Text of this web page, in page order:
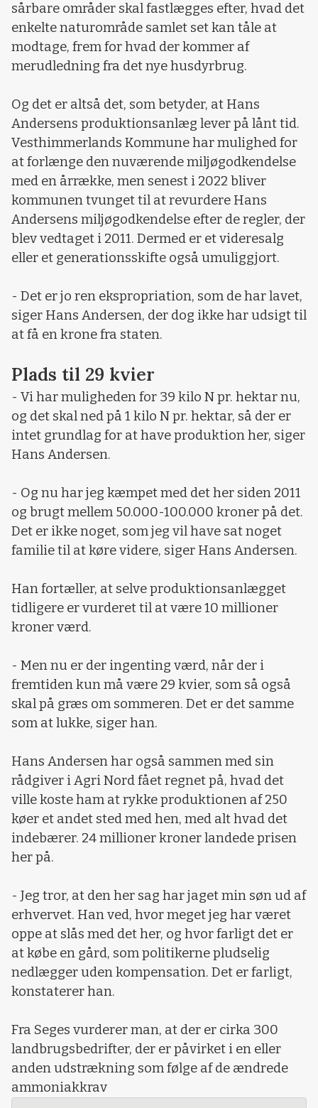
sårbare områder skal fastlægges efter, hvad det
enkelte naturområde samlet set kan tåle at
modtage, frem for hvad der kommer af
merudledning fra det nye husdyrbrug.
Og det er altså det, som betyder, at Hans
Andersens produktionsanlæg lever på lånt tid.
Vesthimmerlands Kommune har mulighed for
at forlænge den nuværende miljøgodkendelse
med en årrække, men senest i 2022 bliver
kommunen tvunget til at revurdere Hans
Andersens miljøgodkendelse efter de regler, der
blev vedtaget i 2011. Dermed er et videresalg
eller et generationsskifte også umuliggjort.
- Det er jo ren ekspropriation, som de har lavet,
siger Hans Andersen, der dog ikke har udsigt til
at få en krone fra staten.
Plads til 29 kvier
- Vi har muligheden for 39 kilo N pr. hektar nu,
og det skal ned på 1 kilo N pr. hektar, så der er
intet grundlag for at have produktion her, siger
Hans Andersen.
- Og nu har jeg kæmpet med det her siden 2011
og brugt mellem 50.000-100.000 kroner på det.
Det er ikke noget, som jeg vil have sat noget
familie til at køre videre, siger Hans Andersen.
Han fortæller, at selve produktionsanlægget
tidligere er vurderet til at være 10 millioner
kroner værd.
- Men nu er der ingenting værd, når der i
fremtiden kun må være 29 kvier, som så også
skal på græs om sommeren. Det er det samme
som at lukke, siger han.
Hans Andersen har også sammen med sin
rådgiver i Agri Nord fået regnet på, hvad det
ville koste ham at rykke produktionen af 250
køer et andet sted med hen, med alt hvad det
indebærer. 24 millioner kroner landede prisen
her på.
- Jeg tror, at den her sag har jaget min søn ud af
erhvervet. Han ved, hvor meget jeg har været
oppe at slås med det her, og hvor farligt det er
at købe en gård, som politikerne pludselig
nedlægger uden kompensation. Det er farligt,
konstaterer han.
Fra Seges vurderer man, at der er cirka 300
landbrugsbedrifter, der er påvirket i en eller
anden udstrækning som følge af de ændrede
ammoniakkrav